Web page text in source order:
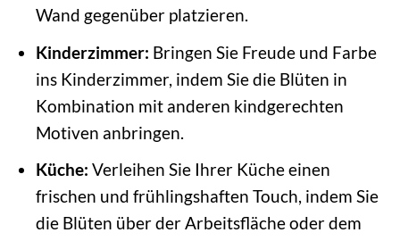
Wand gegenüber platzieren.
Kinderzimmer: Bringen Sie Freude und Farbe
ins Kinderzimmer, indem Sie die Blüten in
Kombination mit anderen kindgerechten
Motiven anbringen.
Küche: Verleihen Sie Ihrer Küche einen
frischen und frühlingshaften Touch, indem Sie
die Blüten über der Arbeitsfläche oder dem